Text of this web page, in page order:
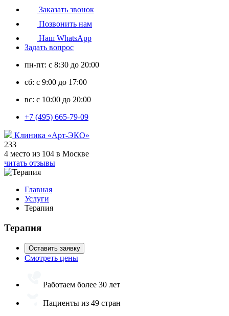
Заказать звонок
Позвонить нам
Наш WhatsApp
Задать вопрос
пн-пт: с 8:30 до 20:00
сб: с 9:00 до 17:00
вс: с 10:00 до 20:00
+7 (495) 665-79-09
Клиника «Арт-ЭКО»
233
4 место из 104 в Москве
читать отзывы
Главная
Услуги
Терапия
Терапия
Оставить заявку
Смотреть цены
Работаем более 30 лет
Пациенты из 49 стран